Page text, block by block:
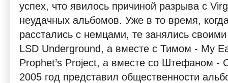
успех, что явилось причиной разрыва с
неудачных альбомов. Уже в то время,
расстались с немцами, те занялись
LSD Underground, а вместе с Тимом - My
Prophet’s Project, а вместе со Штефаном -
2005 год представил общественности